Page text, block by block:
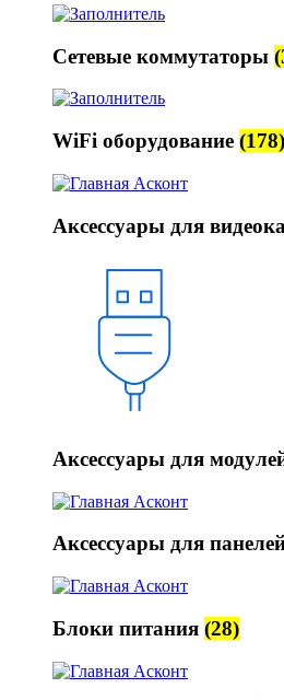
Сетевые коммутаторы
WiFi оборудование (178)
Аксессуары для
Аксессуары для
Аксессуары для
Блоки питания (28)